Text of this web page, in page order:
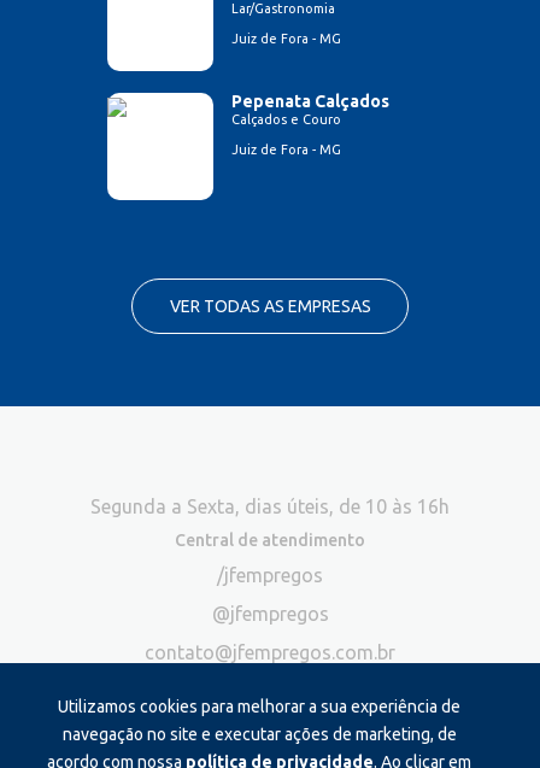
Lar/Gastronomia
Juiz de Fora - MG
Pepenata Calçados
Calçados e Couro
Juiz de Fora - MG
VER TODAS AS EMPRESAS
Utilizamos cookies para melhorar a sua experiência de
navegação no site e executar ações de marketing, de
acordo com nossa política de privacidade. Ao clicar em
Segunda a Sexta, dias úteis, de 10 às 16h
Central de atendimento
/jfempregos
@jfempregos
contato@jfempregos.com.br
Publicidade